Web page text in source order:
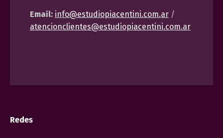
Email: info@estudiopiacentini.com.ar /
atencionclientes@estudiopiacentini.com.ar
Redes